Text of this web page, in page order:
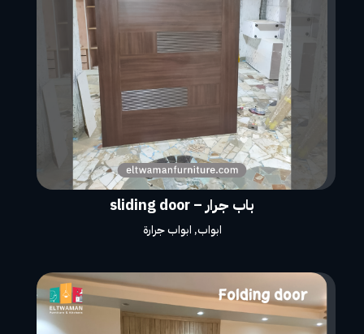
باب جرار – sliding door
ابواب, ابواب جرارة